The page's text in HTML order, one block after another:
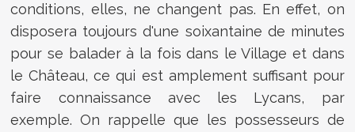
conditions, elles, ne changent pas. En effet, on
disposera toujours d'une soixantaine de minutes
pour se balader à la fois dans le Village et dans
le Château, ce qui est amplement suffisant pour
faire connaissance avec les Lycans, par
exemple. On rappelle que les possesseurs de